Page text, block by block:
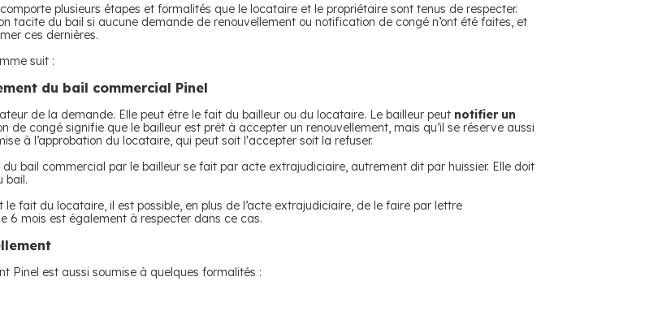
plusieurs étapes et formalités que le locataire et le propriétaire sont tenus de respecter.
tacite du bail si aucune demande de renouvellement ou notification de congé n’ont été faites, et
ces dernières.
suit :
du bail commercial Pinel
de la demande. Elle peut être le fait du bailleur ou du locataire. Le bailleur peut notifier un
de congé signifie que le bailleur est prêt à accepter un renouvellement, mais qu’il se réserve aussi
à l’approbation du locataire, qui peut soit l'accepter soit la refuser.
bail commercial par le bailleur se fait par acte extrajudiciaire, autrement dit par huissier. Elle doit
bail.
fait du locataire, il est possible, en plus de l’acte extrajudiciaire, de le faire par lettre
6 mois est également à respecter dans ce cas.
Pinel est aussi soumise à quelques formalités :